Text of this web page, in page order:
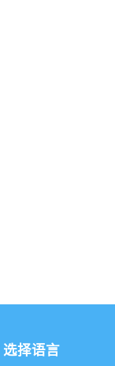
选择语言